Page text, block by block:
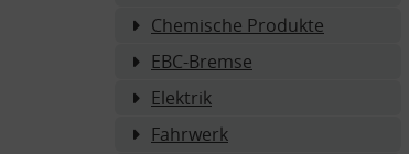
Chemische Produkte
EBC-Bremse
Elektrik
Fahrwerk